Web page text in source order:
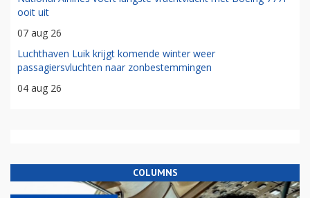
ooit uit
07 aug 26
Luchthaven Luik krijgt komende winter weer
passagiersvluchten naar zonbestemmingen
04 aug 26
COLUMNS